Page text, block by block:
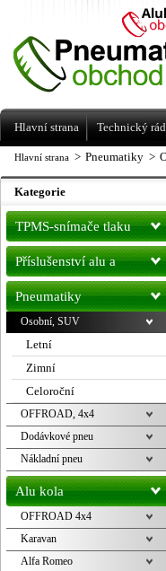
Hlavní strana > Pneumatiky >
Kategorie
TPMS-snímače tlaku
Příslušenství alu a
pneu
Pneumatiky
Osobní, SUV
Letní
Zimní
Celoroční
OFFROAD, 4x4
Dodávkové pneu
Nákladní pneu
Alu kola
OFFROAD 4x4
Karavan
Alfa Romeo
Levné pneumatiky letní,
a litá kola Racing Line
Hlavní strana Technický